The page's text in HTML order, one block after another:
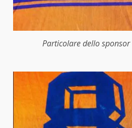
Particolare dello sponsor